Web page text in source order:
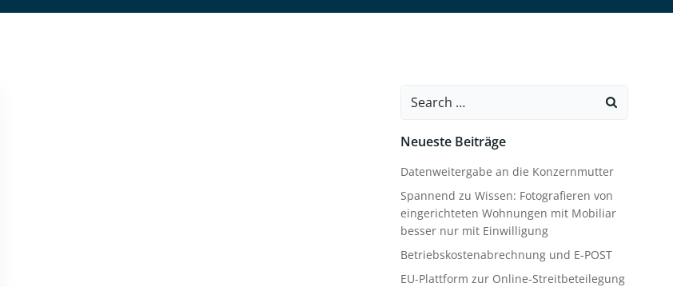
Search
Neueste Beiträge
Datenweitergabe an die Konzernmutter
Spannend zu Wissen: Fotografieren von
eingerichteten Wohnungen mit Mobiliar
besser nur mit Einwilligung
Betriebskostenabrechnung und E-POST
EU-Plattform zur Online-Streitbeteilegung